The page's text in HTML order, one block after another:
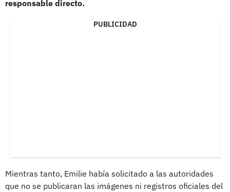
responsable directo.
PUBLICIDAD
Mientras tanto, Emilie había solicitado a las autoridades
que no se publicaran las imágenes ni registros oficiales del